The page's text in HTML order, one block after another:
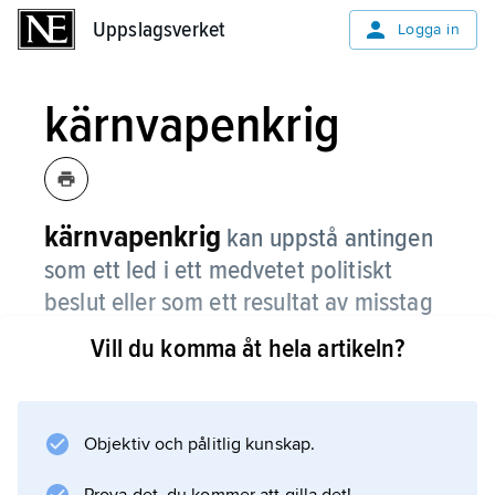
Uppslagsverket Logga in
kärnvapenkrig
kärnvapenkrig kan uppstå antingen
som ett led i ett medvetet politiskt
beslut eller som ett resultat av misstag
och tekniska fel, särskilt under en akut
krissituation.
stora stycken kända efter de amerikanska
Vill du komma åt hela artikeln?
Objektiv och pålitlig kunskap.